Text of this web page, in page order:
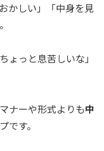
かしい」「中身を見
ょっと息苦しいな」
ナーや形式よりも中
です。